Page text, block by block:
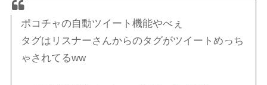
ポコチャの自動ツイート機能やべぇ
タグはリスナーさんからのタグがツイートめっち
ゃされてるww